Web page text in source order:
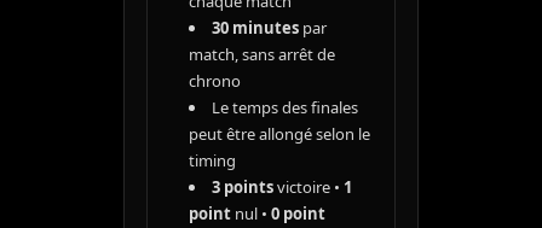
30 minutes par
match, sans arrêt de
chrono
Le temps des finales
peut être allongé selon le
timing
3 pointsvictoire • 1
point nul • 0 point